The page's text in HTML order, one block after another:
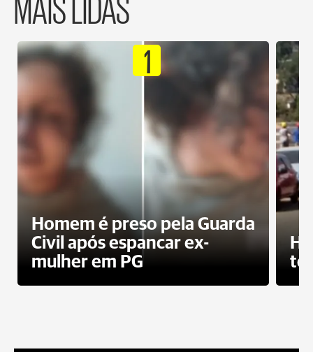
1
Homem é preso pela Guarda
Civil após espancar ex-
mulher em PG